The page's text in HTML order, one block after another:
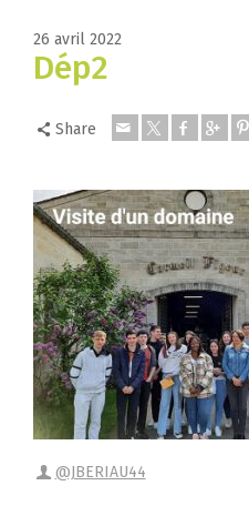
26 avril 2022
Dép2
Share
@JBERIAU44